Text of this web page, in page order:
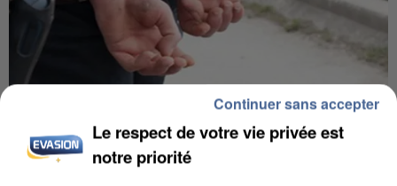
UN SECOND CADRE DE LA DZ MAFIA
INTERPELLÉ EN ALGÉRIE
Le respect de votre vie privée est
notre priorité
Continuer sans accepter